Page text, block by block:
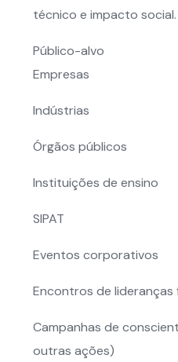
técnico e impacto social.
Público-alvo
Empresas
Indústrias
Órgãos públicos
Instituições de ensino
SIPAT
Eventos corporativos
Encontros de lideranças
Campanhas de
outras ações)